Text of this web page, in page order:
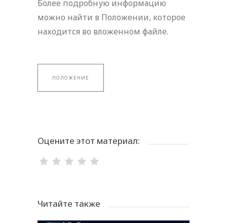
Более подробную информацию
можно найти в Положении, которое
находится во вложенном файле.
ПОЛОЖЕНИЕ
Оцените этот материал:
Читайте также